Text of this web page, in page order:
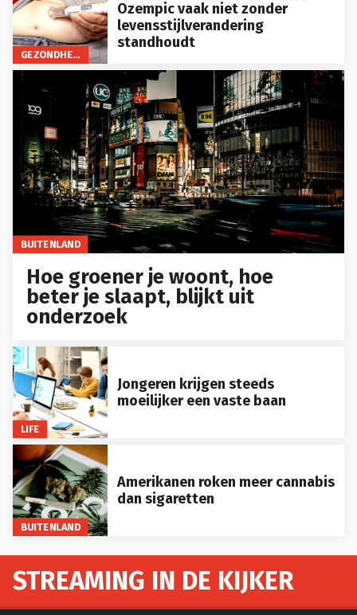
GEZONDHEID
Ozempic vaak niet zonder
levensstijlverandering
standhoudt
BUITENLAND
Hoe groener je woont, hoe
beter je slaapt, blijkt uit
onderzoek
LIFE
Jongeren krijgen steeds
moeilijker een vaste baan
BUITENLAND
Amerikanen roken meer cannabis
dan sigaretten
STREAMING IN DE KIJKER